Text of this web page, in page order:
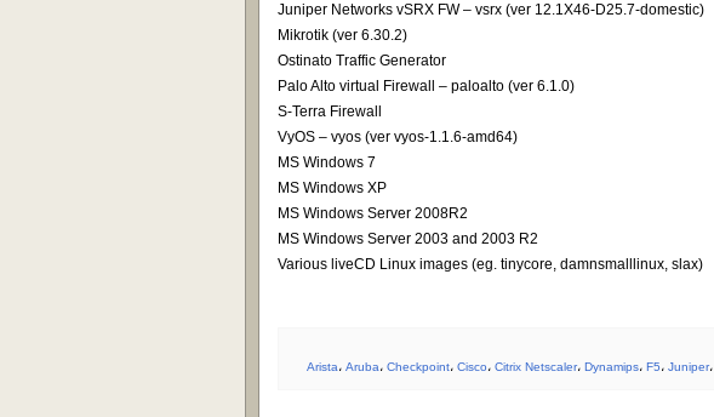
Juniper Networks vSRX FW – vsrx (ver 12.1X46-D25.7-domestic)
Mikrotik (ver 6.30.2)
Ostinato Traffic Generator
Palo Alto virtual Firewall – paloalto (ver 6.1.0)
S-Terra Firewall
VyOS – vyos (ver vyos-1.1.6-amd64)
MS Windows 7
MS Windows XP
MS Windows Server 2008R2
MS Windows Server 2003 and 2003 R2
Various liveCD Linux images (eg. tinycore, damnsmalllinux, slax)
Arista، Aruba، Checkpoint، Cisco، Citrix Netscaler، Dynamips، F5، Juniper،